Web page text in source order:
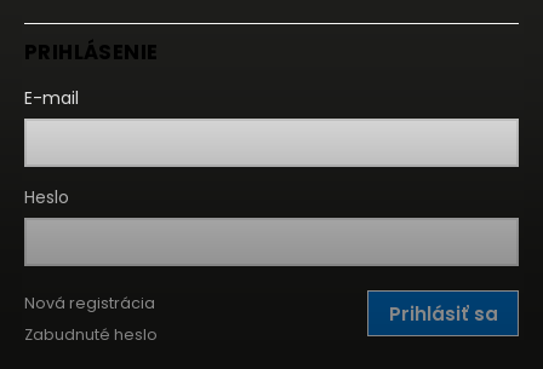
PRIHLÁSENIE
E-mail
Heslo
Prihlásiť sa
Nová registrácia
Zabudnuté heslo